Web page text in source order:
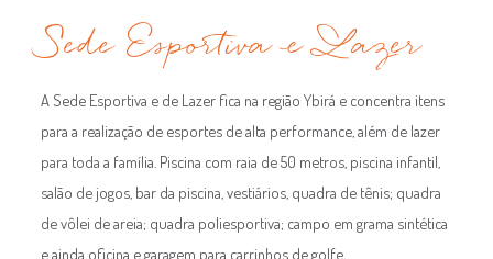
Sede Esportiva e Lazer
A Sede Esportiva e de Lazer fica na região Ybirá e concentra itens
para a realização de esportes de alta performance, além de lazer
para toda a família. Piscina com raia de 50 metros, piscina infantil,
salão de jogos, bar da piscina, vestiários, quadra de tênis; quadra
de vôlei de areia; quadra poliesportiva; campo em grama sintética
e ainda oficina e garagem para carrinhos de golfe.